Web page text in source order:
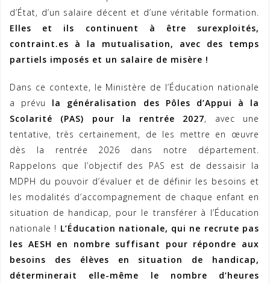
d’État, d’un salaire décent et d’une véritable formation.
Elles et ils continuent à être surexploités,
contraint.es à la mutualisation, avec des temps
partiels imposés et un salaire de misère !
Dans ce contexte, le Ministère de l’Éducation nationale
a prévu la généralisation des Pôles d’Appui à la
Scolarité (PAS) pour la rentrée 2027, avec une
tentative, très certainement, de les mettre en œuvre
dès la rentrée 2026 dans notre département.
Rappelons que l’objectif des PAS est de dessaisir la
MDPH du pouvoir d’évaluer et de définir les besoins et
les modalités d’accompagnement de chaque enfant en
situation de handicap, pour le transférer à l’Éducation
nationale ! L’Éducation nationale, qui ne recrute pas
les AESH en nombre suffisant pour répondre aux
besoins des élèves en situation de handicap,
déterminerait elle-même le nombre d’heures